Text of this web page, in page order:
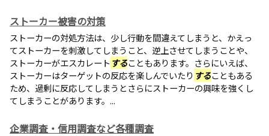
ストーカー被害の対策
ストーカーの対処方法は、少し行動を間違えてしまうと、かえっ
てストーカーを刺激してしまうこと、逆上させてしまうことや、
ストーカーがエスカレート することもあります。さらにいえば、
ストーカーはターゲットの反応を楽しんでいたり することもある
ため、過剰に反応してしまうとさらにストーカーの興味を強くし
てしまうことがあります。...
企業調査・信用調査など各種調査